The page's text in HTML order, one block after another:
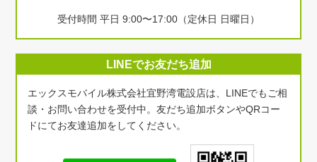
受付時間 平日 9:00〜17:00（定休日 日曜日）
LINEでお友だち追加
エックスモバイル株式会社宜野湾電設店は、LINEでもご相
談・お問い合わせを受付中。友だち追加ボタンやQRコー
ドにてお友達追加をしてください。